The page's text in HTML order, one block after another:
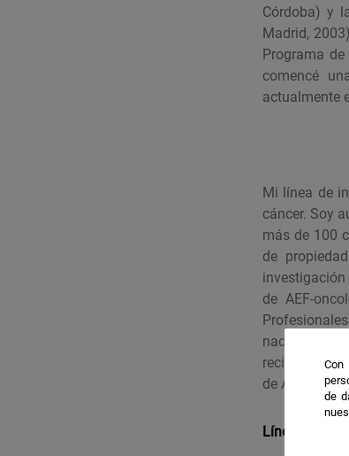
Córdoba) y
Madrid,
Programa
comencé
actualmente
Mi línea de
cáncer. Soy
más de 100
de
de AEF-
nacionales
recibido
de Andalucía
Líneas de
Con
de